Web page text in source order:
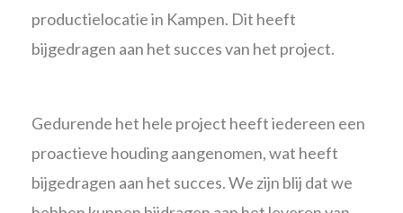
productielocatie in Kampen. Dit heeft
bijgedragen aan het succes van het project.
Gedurende het hele project heeft iedereen een
proactieve houding aangenomen, wat heeft
bijgedragen aan het succes. We zijn blij dat we